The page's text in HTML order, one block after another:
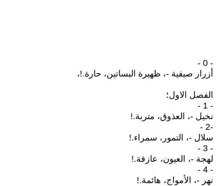
- 0 -
أزرار صيفية -، ظهيرة البساتين، حارة.!،
الفصل الاول؛
- 1 -
نخيل -، العذوق، متربة.!
-2 -
سلال -، التمور، سمراء.!
- 3 -
لهجة -، العيون، عازفة.!
- 4 -
نهر -، الأمواج، هائمة.!